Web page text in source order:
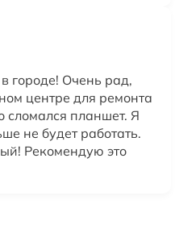
городе! Очень рад,
центре для ремонта
сломался планшет. Я
не будет работать.
Рекомендую это